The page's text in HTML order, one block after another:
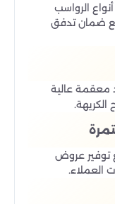
الرواسب
ضمان تدفق
معقمة عالية
الكريهة.
توفير عروض
العملاء.